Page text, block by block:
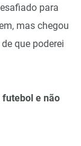
para
mas chegou
que poderei
e não